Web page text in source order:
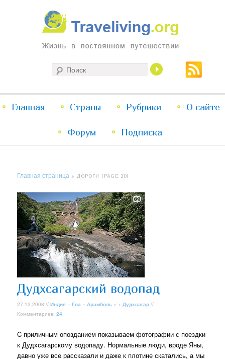
Traveliving
Жизнь в постоянном путешествии
меню
Перейти
к
Перейти
к
Главная Страны Рубрики О сайте
Форум Подписка
Главная страница » ДОРОГИ (PAGE 20)
Дудхсагарский водопад
27.12.2008 //Индия »Гоа »Арамболь » + Дудхсагар //
Комментариев:24
C приличным опозданием показываем фотографии с поездки
к Дудхсагарскому водопаду. Нормальные люди, вроде Яны,
давно уже все рассказали и даже к плотине скатались, а мы